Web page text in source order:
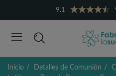
9.1
Inicio Detalles de Comunión